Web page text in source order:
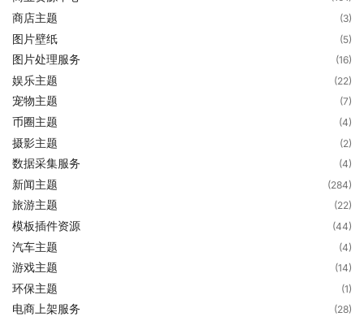
商店主题 (3)
图片壁纸 (5)
图片处理服务 (16)
娱乐主题 (22)
宠物主题 (7)
币圈主题 (4)
摄影主题 (2)
数据采集服务 (4)
新闻主题 (284)
旅游主题 (22)
模板插件资源 (44)
汽车主题 (4)
游戏主题 (14)
环保主题 (1)
电商上架服务 (28)